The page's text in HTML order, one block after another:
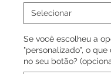
Se você escolheu a
"personalizado", o
no seu botão?